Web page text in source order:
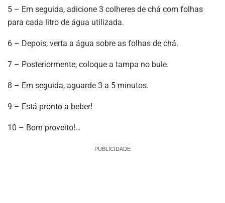
5 – Em seguida, adicione 3 colheres de chá com folhas
para cada litro de água utilizada.
6 – Depois, verta a água sobre as folhas de chá.
7 – Posteriormente, coloque a tampa no bule.
8 – Em seguida, aguarde 3 a 5 minutos.
9 – Está pronto a beber!
10 – Bom proveito!…
PUBLICIDADE